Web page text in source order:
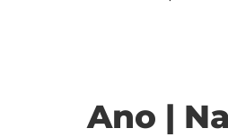
Ano |